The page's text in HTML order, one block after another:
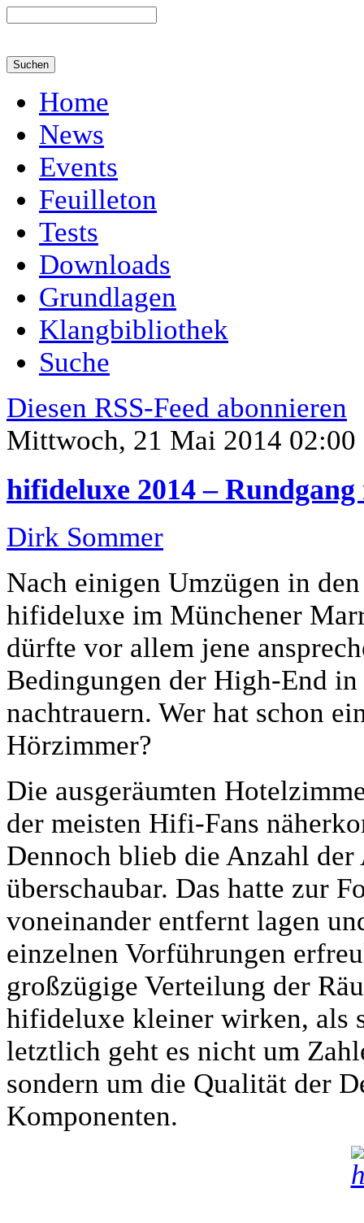
Home
News
Events
Feuilleton
Tests
Downloads
Grundlagen
Klangbibliothek
Suche
Diesen RSS-Feed abonnieren
Mittwoch, 21 Mai 2014 02:00
hifideluxe 2014 –
Dirk Sommer
Nach einigen Umzügen in
hifideluxe im Münchener
dürfte vor allem jene
Bedingungen der High-End
nachtrauern. Wer hat schon
Hörzimmer?
Die ausgeräumten
der meisten Hifi-Fans
Dennoch blieb die Anzahl
überschaubar. Das hatte zur
voneinander entfernt lagen
einzelnen Vorführungen
großzügige Verteilung der
hifideluxe kleiner wirken, als
letztlich geht es nicht um
sondern um die Qualität der
Komponenten.